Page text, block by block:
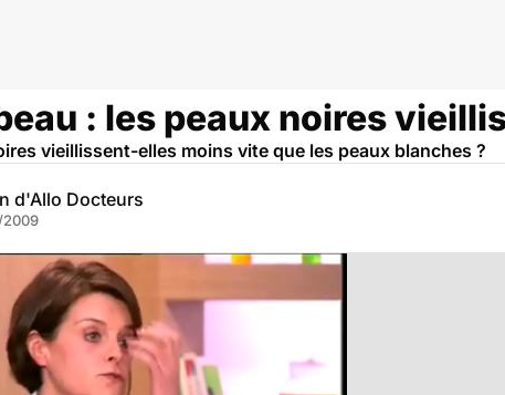
: les peaux noires
vieillissent-elles moins vite que les peaux blanches ?
d'Allo Docteurs
2009